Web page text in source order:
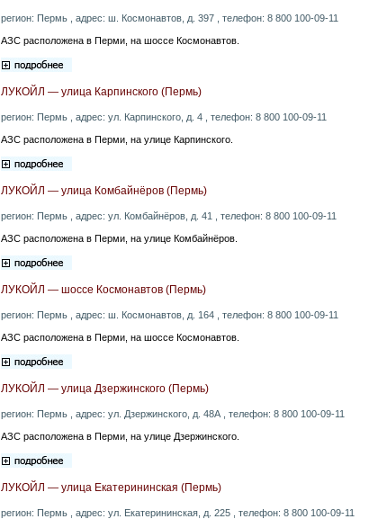
регион: Пермь , адрес: ш. Космонавтов, д. 397 , телефон: 8 800 100-09-11
АЗС расположена в Перми, на шоссе Космонавтов.
ЛУКОЙЛ — улица Карпинского (Пермь)
регион: Пермь , адрес: ул. Карпинского, д. 4 , телефон: 8 800 100-09-11
АЗС расположена в Перми, на улице Карпинского.
ЛУКОЙЛ — улица Комбайнёров (Пермь)
регион: Пермь , адрес: ул. Комбайнёров, д. 41 , телефон: 8 800 100-09-11
АЗС расположена в Перми, на улице Комбайнёров.
ЛУКОЙЛ — шоссе Космонавтов (Пермь)
регион: Пермь , адрес: ш. Космонавтов, д. 164 , телефон: 8 800 100-09-11
АЗС расположена в Перми, на шоссе Космонавтов.
ЛУКОЙЛ — улица Дзержинского (Пермь)
регион: Пермь , адрес: ул. Дзержинского, д. 48А , телефон: 8 800 100-09-11
АЗС расположена в Перми, на улице Дзержинского.
ЛУКОЙЛ — улица Екатерининская (Пермь)
регион: Пермь , адрес: ул. Екатерининская, д. 225 , телефон: 8 800 100-09-11